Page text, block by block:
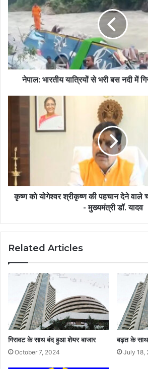
नेपाल: भारतीय यात्रियों से भरी बस नदी में
कृष्ण को योगेश्वर श्रीकृष्ण की पहचान देने वाले
- मुख्यमंत्री डॉ. यादव
Related Articles
गिरावट के साथ बंद हुआ शेयर बाजार
October 7, 2024
बढ़त के
July 18,